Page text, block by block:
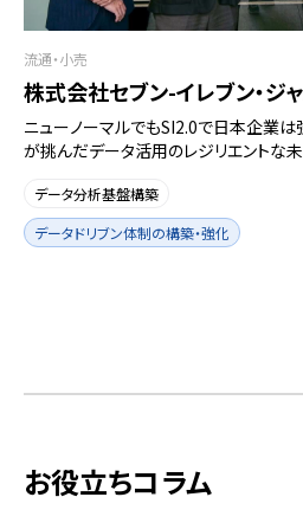
流通・小売
株式会社セブン-イレブン・ジ
ニューノーマルでもSI2.0で日本企業は強
が挑んだデータ活用のレジリエントな
データ分析基盤構築
データドリブン体制の構築・強化
お役立ちコラム